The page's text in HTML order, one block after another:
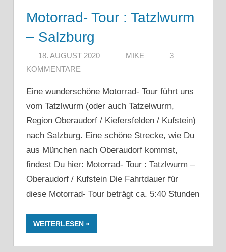
Motorrad- Tour : Tatzlwurm
– Salzburg
18. AUGUST 2020 MIKE
3
KOMMENTARE
Eine wunderschöne Motorrad- Tour führt uns
vom Tatzlwurm (oder auch Tatzelwurm,
Region Oberaudorf / Kiefersfelden / Kufstein)
nach Salzburg. Eine schöne Strecke, wie Du
aus München nach Oberaudorf kommst,
findest Du hier: Motorrad- Tour : Tatzlwurm –
Oberaudorf / Kufstein Die Fahrtdauer für
diese Motorrad- Tour beträgt ca. 5:40 Stunden
WEITERLESEN